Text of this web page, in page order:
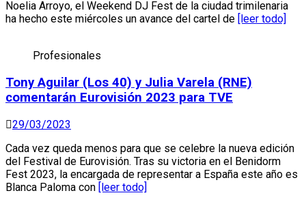
Noelia Arroyo, el Weekend DJ Fest de la ciudad trimilenaria
ha hecho este miércoles un avance del cartel de
[leer todo]
Profesionales
Tony Aguilar (Los 40) y Julia Varela (RNE)
comentarán Eurovisión 2023 para TVE
29/03/2023
Cada vez queda menos para que se celebre la nueva edición
del Festival de Eurovisión. Tras su victoria en el Benidorm
Fest 2023, la encargada de representar a España este año es
Blanca Paloma con [leer todo]